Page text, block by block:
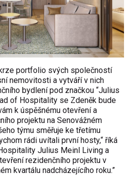
portfolio svých společností
nemovitosti a vytváří v nich
bydlení pod značkou “Julius
of Hospitality se Zdeněk bude
k úspěšnému otevření a
projektu na Senovážném
týmu směřuje ke třetímu
rádi uvítali první hosty,“ říká
Julius Meinl Living a
rezidenčního projektu v
kvartálu nadcházejícího roku.”